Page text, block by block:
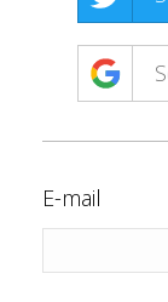
E-mail